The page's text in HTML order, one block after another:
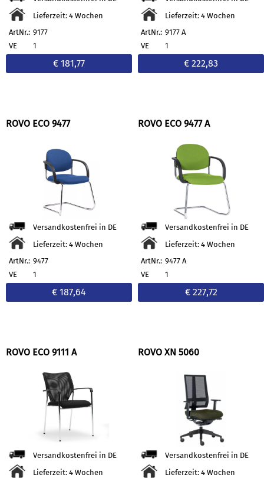
Lieferzeit: 4 Wochen
ArtNr.: 9177
VE
1
€ 181,77
Lieferzeit: 4 Wochen
ArtNr.: 9177 A
VE
1
€ 222,83
ROVO ECO 9477
Versandkostenfrei in DE
Lieferzeit: 4 Wochen
ArtNr.: 9477
VE
1
€ 187,64
ROVO ECO 9477 A
Versandkostenfrei in DE
Lieferzeit: 4 Wochen
ArtNr.: 9477 A
VE
1
€ 227,72
ROVO ECO 9111 A
Versandkostenfrei in DE
Lieferzeit: 4 Wochen
ROVO XN 5060
Versandkostenfrei in DE
Lieferzeit: 4 Wochen